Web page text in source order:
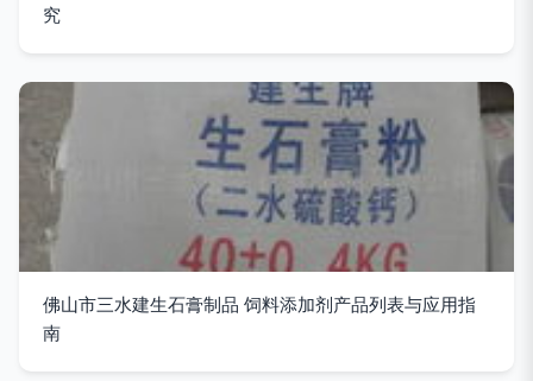
究
佛山市三水建生石膏制品 饲料添加剂产品列表与应用指
南